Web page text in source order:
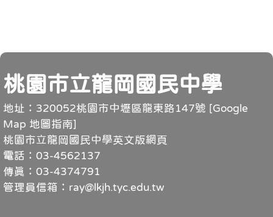
頁尾
桃園市立龍岡國民中學
地址：320052桃園市中壢區龍東路147號 [Google
Map 地圖指南]
桃園市立龍岡國民中學英文版網頁
電話：03-4562137
傳真：03-4374791
管理員信箱：ray@lkjh.tyc.edu.tw